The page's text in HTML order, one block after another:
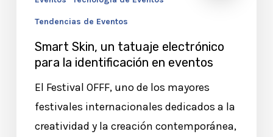
Tendencias de Eventos
Smart Skin, un tatuaje electrónico
para la identificación en eventos
El Festival OFFF, uno de los mayores
festivales internacionales dedicados a la
creatividad y la creación contemporánea,